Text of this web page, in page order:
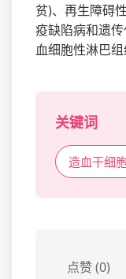
贫)、再生障碍
疫缺陷病和遗
血细胞性淋巴组
关键词
造血干细
点赞 (0)